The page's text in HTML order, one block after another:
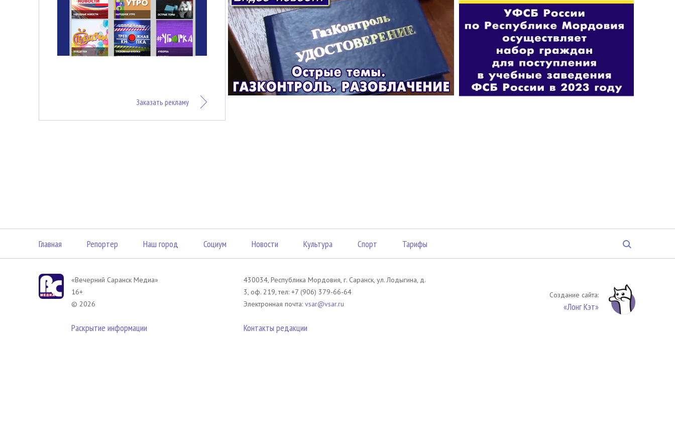
Заказать рекламу
Главная Репортер Наш город Социум Новости Культура Спорт Тарифы
«Вечерний Саранск Mедиа»
16+
© 2026
Раскрытие информации
430034, Республика Мордовия, г. Саранск, ул. Лодыгина, д.
3, оф. 219, тел: +7 (906) 379-66-64
Электронная почта: vsar@vsar.ru
Контакты редакции
Создание сайта:
«Лонг Кэт»